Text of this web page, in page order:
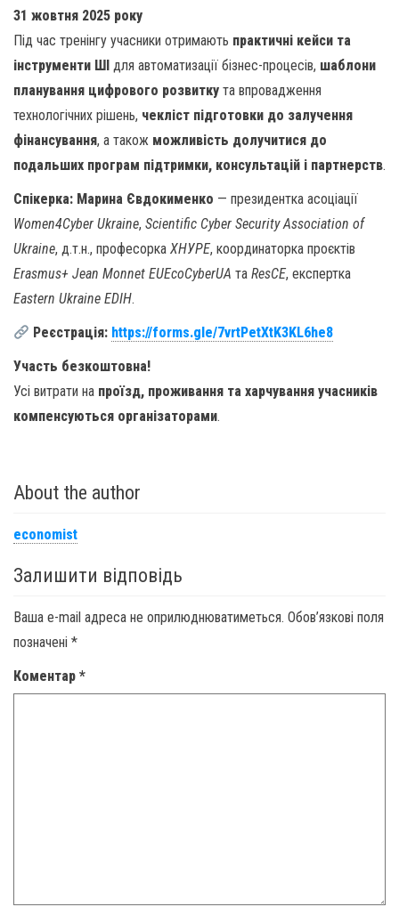
31 жовтня 2025 року
Під час тренінгу учасники отримають практичні кейси та
інструменти ШІ для автоматизації бізнес-процесів, шаблони
планування цифрового розвитку та впровадження
технологічних рішень, чекліст підготовки до залучення
фінансування, а також можливість долучитися до
подальших програм підтримки, консультацій і партнерств.
Спікерка: Марина Євдокименко — президентка асоціації
Women4Cyber Ukraine, Scientific Cyber Security Association of
Ukraine, д.т.н., професорка ХНУРЕ, координаторка проєктів
Erasmus+ Jean Monnet EUEcoCyberUA та ResCE, експертка
Eastern Ukraine EDIH.
Реєстрація: https://forms.gle/7vrtPetXtK3KL6he8
Участь безкоштовна!
Усі витрати на проїзд, проживання та харчування учасників
компенсуються організаторами.
About the author
economist
Залишити відповідь
Ваша e-mail адреса не оприлюднюватиметься. Обов’язкові поля
позначені *
Коментар *